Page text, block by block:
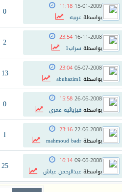
15-01-2009
11:18
بواسطةعربيه 0
16-11-2008
23:54
بواسطة سراب1 2
05-07-2008
23:04
بواسطة abuhazim1
13
26-06-2008
15:58
بواسطةفيزيائية عمري 0
22-06-2008
23:16
بواسطةmahmoud badr
1
09-06-2008
16:14
بواسطةعبدالرحمن عياش 25